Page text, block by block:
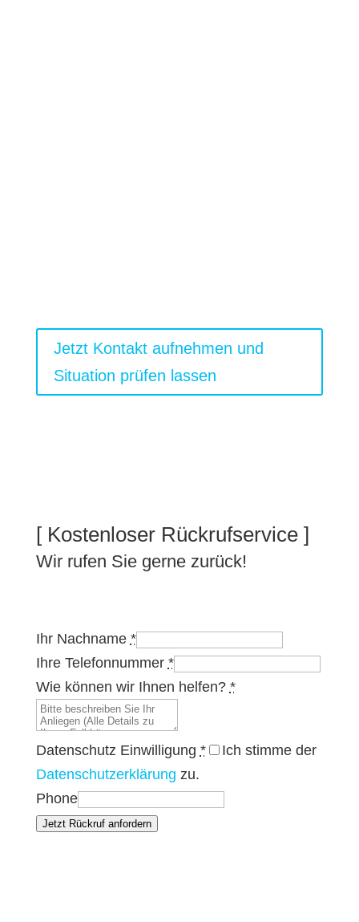
Jetzt Kontakt aufnehmen und
Situation prüfen lassen
[ Kostenloser Rückrufservice ]
Wir rufen Sie gerne zurück!
Ihr Nachname *
Ihre Telefonnummer *
Wie können wir Ihnen helfen? *
Datenschutz Einwilligung *
Ich stimme der
Datenschutzerklärung zu.
Phone
Jetzt Rückruf anfordern